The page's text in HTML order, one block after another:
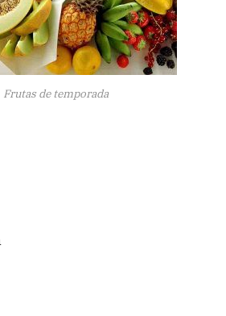
Frutas de temporada